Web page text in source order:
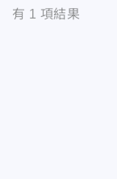
有 1 項結果